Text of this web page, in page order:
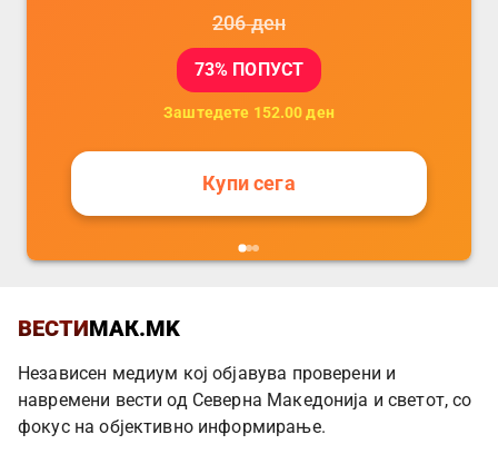
206ден
73% ПОПУСТ
Заштедете 152.00 ден
Купи сега
ВЕСТИМАК.MK
Независен медиум кој објавува проверени и
навремени вести од Северна Македонија и светот, со
фокус на објективно информирање.